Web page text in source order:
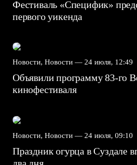
Фестиваль «Специфик»
первого уикенда
Новости, Новости — 24 июля, 12:49
Объявили программу 83-го
кинофестиваля
Новости, Новости — 24 июля, 09:10
Праздник огурца в Суздале